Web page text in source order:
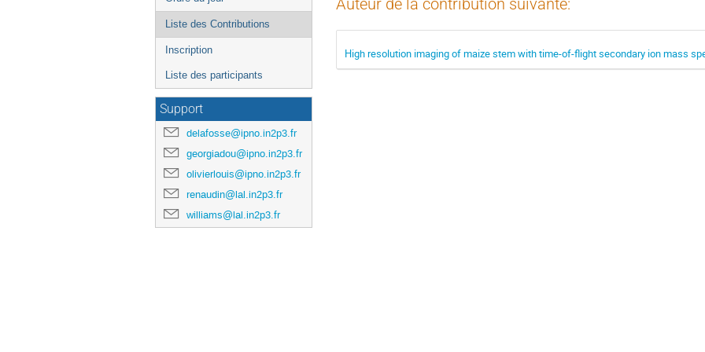
Liste des Contributions
Inscription
Liste des participants
Support
delafosse@ipno.in2p3.fr
georgiadou@ipno.in2p3.fr
olivierlouis@ipno.in2p3.fr
renaudin@lal.in2p3.fr
williams@lal.in2p3.fr
Auteur de la contribution suivante:
High resolution imaging of maize stem with time-of-flight secondary ion mass